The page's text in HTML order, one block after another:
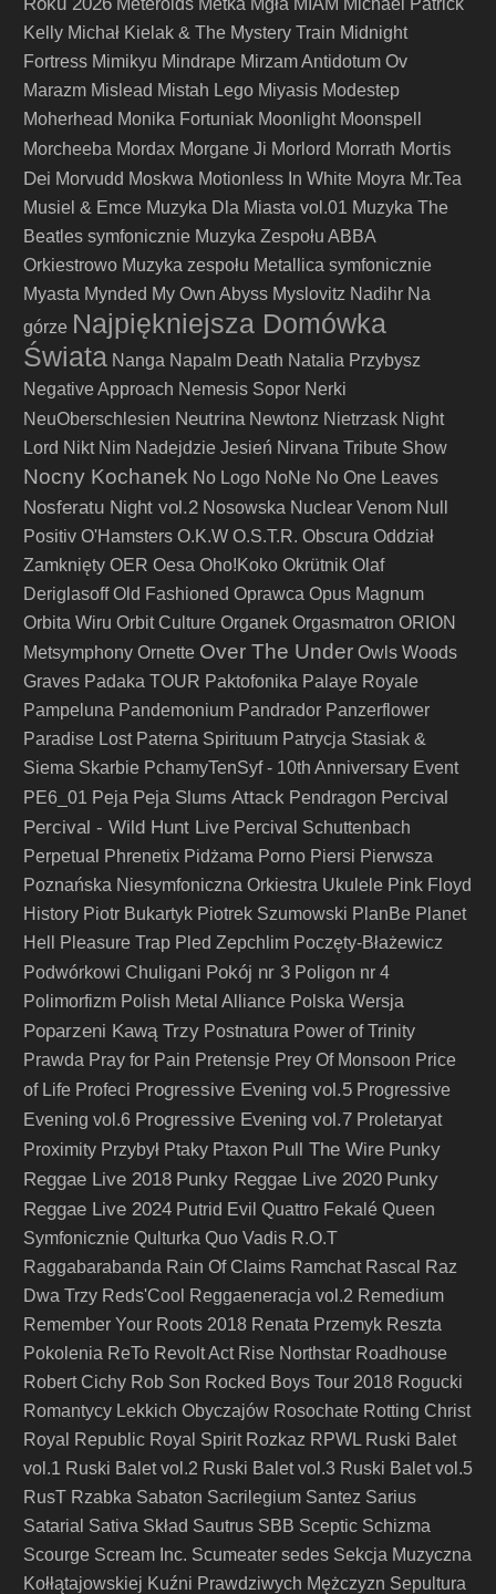
Meteroids Metka Mgła MIAM Michael Patrick
Kelly Michał Kielak & The Mystery Train Midnight
Fortress Mimikyu Mindrape Mirzam Antidotum Ov
Marazm Mislead Mistah Lego Miyasis Modestep
Moherhead Monika Fortuniak Moonlight Moonspell
Morcheeba Mordax Morgane Ji Morlord Morrath Mortis
Dei Morvudd Moskwa Motionless In White Moyra Mr.Tea
Musiel & Emce Muzyka Dla Miasta vol.01 Muzyka The
Beatles symfonicznie Muzyka Zespołu ABBA
Orkiestrowo Muzyka zespołu Metallica symfonicznie
Myasta Mynded My Own Abyss Myslovitz Nadihr Na
górze Najpiękniejsza Domówka
Świata Nanga Napalm Death Natalia Przybysz
Negative Approach Nemesis Sopor Nerki
NeuOberschlesien Neutrina Newtonz Nietrzask Night
Lord Nikt Nim Nadejdzie Jesień Nirvana Tribute Show
Nocny Kochanek No Logo NoNe No One Leaves
Nosferatu Night vol.2 Nosowska Nuclear Venom Null
Positiv O'Hamsters O.K.W O.S.T.R. Obscura Oddział
Zamknięty OER Oesa Oho!Koko Okrütnik Olaf
Deriglasoff Old Fashioned Oprawca Opus Magnum
Orbita Wiru Orbit Culture Organek Orgasmatron ORION
Metsymphony Ornette Over The Under Owls Woods
Graves Padaka TOUR Paktofonika Palaye Royale
Pampeluna Pandemonium Pandrador Panzerflower
Paradise Lost Paterna Spirituum Patrycja Stasiak &
Siema Skarbie PchamyTenSyf - 10th Anniversary Event
PE6_01 Peja Peja Slums Attack Pendragon Percival
Percival - Wild Hunt Live Percival Schuttenbach
Perpetual
Phrenetix Pidżama Porno Piersi Pierwsza
Poznańska Niesymfoniczna Orkiestra Ukulele Pink Floyd
History Piotr Bukartyk Piotrek Szumowski PlanBe Planet
Hell
Pleasure Trap Pled Zepchlim Poczęty-Błażewicz
Podwórkowi Chuligani Pokój nr 3 Poligon nr 4
Polimorfizm Polish Metal Alliance Polska Wersja
Poparzeni Kawą Trzy Postnatura Power of Trinity
Prawda Pray for Pain Pretensje Prey Of Monsoon Price
of Life Profeci Progressive Evening vol.5 Progressive
Evening vol.6 Progressive Evening vol.7 Proletaryat
Proximity Przybył Ptaky Ptaxon Pull The Wire Punky
Reggae Live 2018 Punky Reggae Live 2020 Punky
Reggae Live 2024 Putrid Evil Quattro Fekalé Queen
Symfonicznie Qulturka Quo Vadis R.O.T
Raggabarabanda Rain Of Claims Ramchat Rascal
Raz
Dwa Trzy Reds'Cool Reggaeneracja vol.2 Remedium
Remember Your Roots 2018 Renata Przemyk Reszta
Pokolenia ReTo Revolt Act Rise Northstar Roadhouse
Robert Cichy Rob Son Rocked Boys Tour 2018 Rogucki
Romantycy Lekkich Obyczajów Rosochate Rotting Christ
Royal Republic Royal Spirit Rozkaz RPWL Ruski Balet
vol.1 Ruski Balet vol.2 Ruski Balet vol.3 Ruski Balet vol.5
RusT Rzabka Sabaton Sacrilegium Santez Sarius
Satarial Sativa Skład Sautrus SBB Sceptic Schizma
Scourge Scream Inc. Scumeater sedes Sekcja Muzyczna
Kołłątajowskiej Kuźni Prawdziwych Mężczyzn Sepultura